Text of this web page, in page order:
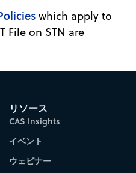
which apply to
File on STN are
リソース
CAS Insights
イベント
ウェビナー